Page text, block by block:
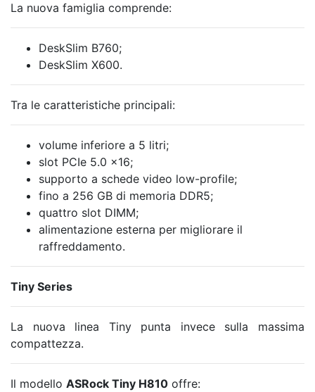
La nuova famiglia comprende:
DeskSlim B760;
DeskSlim X600.
Tra le caratteristiche principali:
volume inferiore a 5 litri;
slot PCIe 5.0 x16;
supporto a schede video low-profile;
fino a 256 GB di memoria DDR5;
quattro slot DIMM;
alimentazione esterna per migliorare il
raffreddamento.
Tiny Series
La nuova linea Tiny punta invece sulla massima
compattezza.
Il modello ASRock Tiny H810 offre: